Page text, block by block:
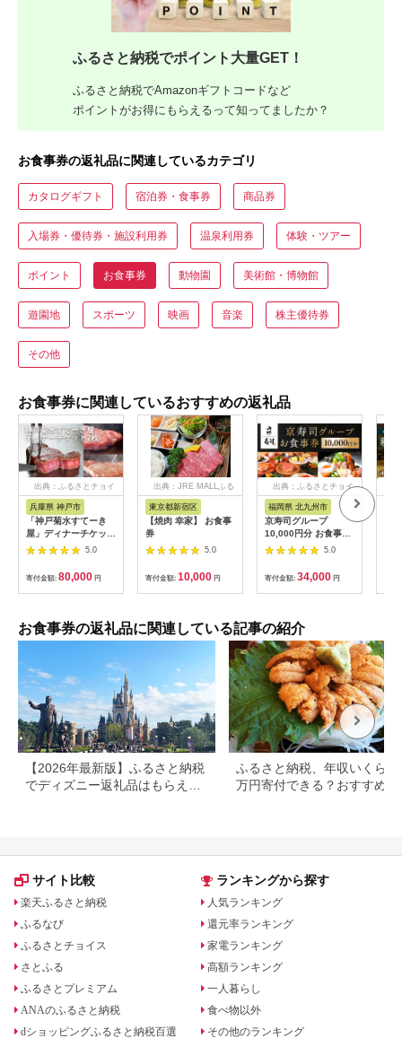
ふるさと納税でポイント大量GET！
ふるさと納税でAmazonギフトコードなど
ポイントがお得にもらえるって知ってましたか？
お食事券の返礼品に関連しているカテゴリ
カタログギフト 宿泊券・食事券 商品券
入場券・優待券・施設利用券 温泉利用券 体験・ツアー
ポイント お食事券 動物園 美術館・博物館
遊園地 スポーツ 映画 音楽 株主優待券
その他
お食事券に関連しているおすすめの返礼品
出典：ふるさとチョイ
兵庫県 神戸市
「神戸菊水すてーき
屋」ディナーチケット
（2枚）
5.0
寄付金額: 80,000 円
出典：JRE MALLふる
東京都新宿区
【焼肉 幸家】 お食事
券
5.0
寄付金額: 10,000 円
出典：ふるさとチョイ
福岡県 北九州市
京寿司グループ
10,000円分 お食事券
1000円×10枚 食事チ
ケット チケット 寿司
福岡県 北九州市
5.0
寄付金額: 34,000 円
お食事券の返礼品に関連している記事の紹介
【2026年最新版】ふるさと納税
でディズニー返礼品はもらえ
ふるさと納税、年収いくらで
万円寄付できる？おすすめ返
サイト比較
楽天ふるさと納税
ふるなび
ふるさとチョイス
さとふる
ふるさとプレミアム
ANAのふるさと納税
dショッピングふるさと納税百選
ランキングから探す
人気ランキング
還元率ランキング
家電ランキング
高額ランキング
一人暮らし
食べ物以外
その他のランキング